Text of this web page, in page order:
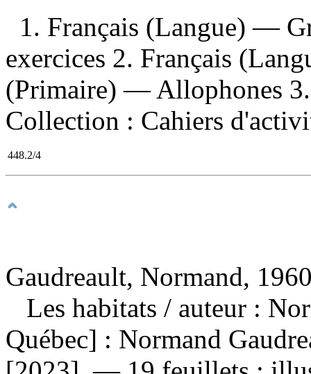
1. Français (Langue) —
exercices 2. Français
(Primaire) — Allophones
Collection : Cahiers
448.2/4
Gaudreault, Normand,
Les habitats / auteur :
Québec] : Normand